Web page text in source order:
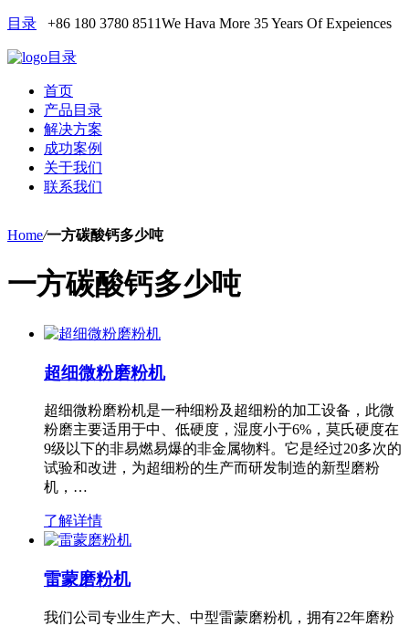
目录 +86 180 3780 8511We Hava More 35 Years Of Expeiences
目录
首页
产品目录
解决方案
成功案例
关于我们
联系我们
Home/一方碳酸钙多少吨
一方碳酸钙多少吨
超细微粉磨粉机
超细微粉磨粉机是一种细粉及超细粉的加工设备，此微
粉磨主要适用于中、低硬度，湿度小于6%，莫氏硬度在
9级以下的非易燃易爆的非金属物料。它是经过20多次的
试验和改进，为超细粉的生产而研发制造的新型磨粉
机，…
了解详情
雷蒙磨粉机
我们公司专业生产大、中型雷蒙磨粉机，拥有22年磨粉